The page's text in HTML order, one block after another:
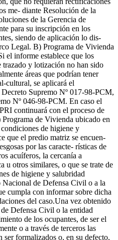
me- diante Resolución de la
de la Gerencia de
para su inscripción en los
siendo de aplicación lo dis-
Legal. B) Programa de Vivienda
el informe establece que los
trazado y lotización no han sido
áreas que podrían tener
cultural, se aplicará el
Supremo Nº 017-98-PCM,
Nº 046-98-PCM. En caso el
continuará con el proceso de
de Vivienda ubicado en
condiciones de higiene y
que el predio matriz se encuen-
por las caracte- rísticas de
acuíferos, la cercanía a
u otros similares, o que se trate de
de higiene y salubridad
Nacional de Defensa Civil o a la
cumpla con informar sobre dicha
del caso.Una vez obtenido
Defensa Civil o la entidad
de los ocupantes, de ser el
o a través de terceros las
ser formalizados o, en su defecto,